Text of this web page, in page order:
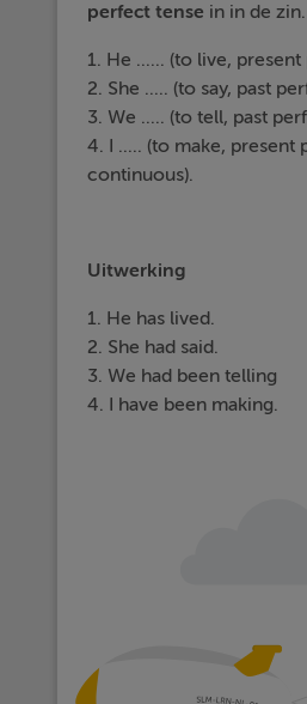
perfect tense in in de zin.
1. He ...... (to live,
2. She ..... (to say, past
3. We ..... (to tell, past
4. I ..... (to make, present
continuous).
Uitwerking
1. He has lived.
2. She had said.
3. We had been telling
4. I have been making.